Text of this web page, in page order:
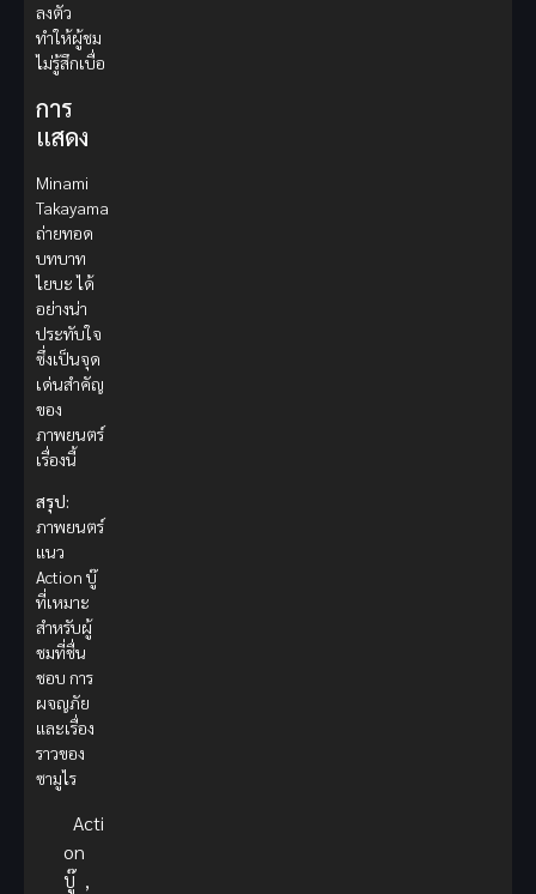
ลงตัว
ทำให้ผู้ชม
ไม่รู้สึกเบื่อ
การ
แสดง
Minami
Takayama
ถ่ายทอด
บทบาท
ไยบะ ได้
อย่างน่า
ประทับใจ
ซึ่งเป็นจุด
เด่นสำคัญ
ของ
ภาพยนตร์
เรื่องนี้
สรุป:
ภาพยนตร์
แนว
Action บู๊
ที่เหมาะ
สำหรับผู้
ชมที่ชื่น
ชอบ การ
ผจญภัย
และเรื่อง
ราวของ
ซามูไร
Acti
on
บู๊ ,